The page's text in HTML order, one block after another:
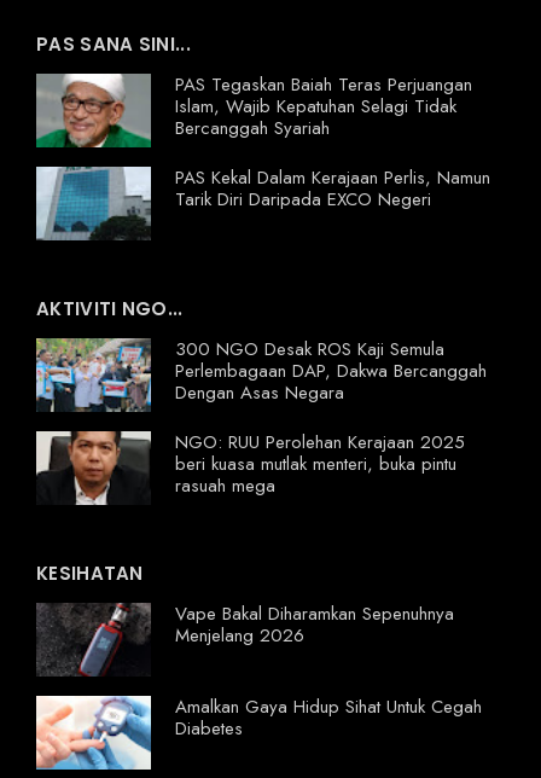
PAS SANA SINI...
PAS Tegaskan Baiah Teras Perjuangan
Islam, Wajib Kepatuhan Selagi Tidak
Bercanggah Syariah
PAS Kekal Dalam Kerajaan Perlis, Namun
Tarik Diri Daripada EXCO Negeri
AKTIVITI NGO...
300 NGO Desak ROS Kaji Semula
Perlembagaan DAP, Dakwa Bercanggah
Dengan Asas Negara
NGO: RUU Perolehan Kerajaan 2025
beri kuasa mutlak menteri, buka pintu
rasuah mega
KESIHATAN
Vape Bakal Diharamkan Sepenuhnya
Menjelang 2026
Amalkan Gaya Hidup Sihat Untuk Cegah
Diabetes